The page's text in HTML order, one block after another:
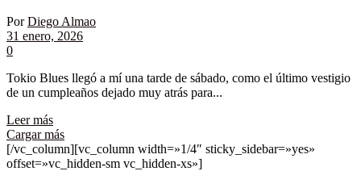
Por Diego Almao
31 enero, 2026
0
Tokio Blues llegó a mí una tarde de sábado, como el último vestigio
de un cumpleaños dejado muy atrás para...
Leer más
Cargar más
[/vc_column][vc_column width=»1/4″ sticky_sidebar=»yes»
offset=»vc_hidden-sm vc_hidden-xs»]